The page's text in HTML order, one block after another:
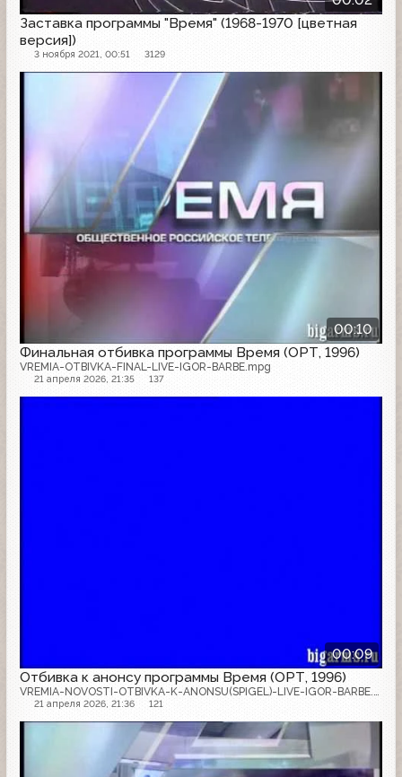
Заставка программы "Время" (1968-1970 [цветная
версия])
3 ноября 2021, 00:51 3129
00:10
Финальная отбивка программы Время (ОРТ, 1996)
VREMIA-OTBIVKA-FINAL-LIVE-IGOR-BARBE.mpg
21 апреля 2026, 21:35 137
00:09
Отбивка к анонсу программы Время (ОРТ, 1996)
VREMIA-NOVOSTI-OTBIVKA-K-ANONSU(SPIGEL)-LIVE-IGOR-BARBE.mpg
21 апреля 2026, 21:36 121